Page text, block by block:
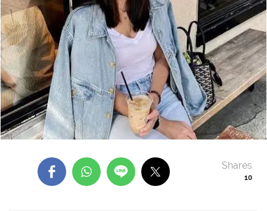
10
Shares